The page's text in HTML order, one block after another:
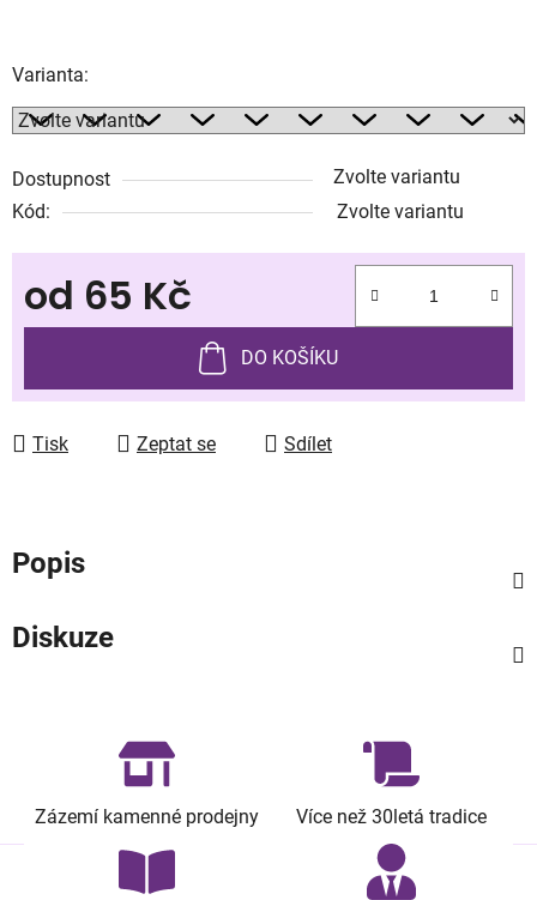
Varianta:
Dostupnost
Zvolte variantu
Kód:
Zvolte variantu
od 65 Kč
Měrná cena:
DO KOŠÍKU
Tisk Zeptat se Sdílet
Popis
Diskuze
Zázemí kamenné prodejny Více než 30letá tradice